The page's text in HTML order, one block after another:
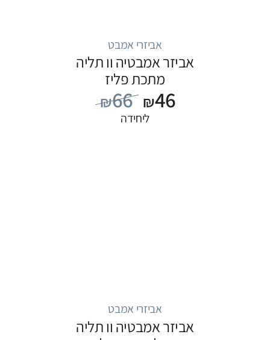
אביזרי אמבט
אביזר אמבטיה וו תליה
מתכת פליז
₪66 ₪46
ליחידה
אביזרי אמבט
אביזר אמבטיה וו תליה